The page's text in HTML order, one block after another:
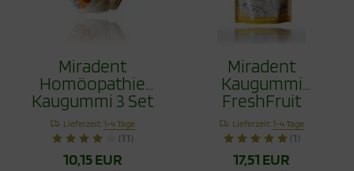
Miradent
Homöopathie
Kaugummi 3 Set
120 Stck.
Lieferzeit:1-4 Tage
(11)
10,15 EUR
Miradent
Kaugummi
FreshFruit
Nachfüllpack 200
Stck.
Lieferzeit:1-4 Tage
(1)
17,51 EUR